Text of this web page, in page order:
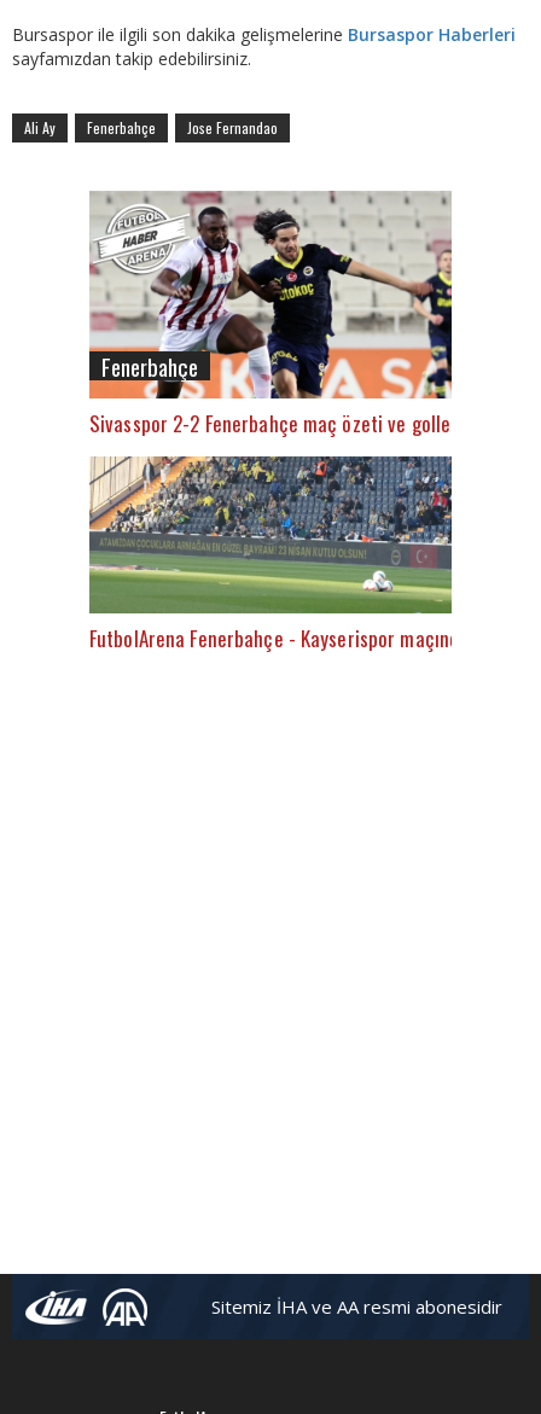
Bursaspor ile ilgili son dakika gelişmelerine Bursaspor Haberleri
sayfamızdan takip edebilirsiniz.
Ali Ay Fenerbahçe Jose Fernandao
Fenerbahçe
Sivasspor 2-2 Fenerbahçe maç özeti ve golleri (İZLE)
FutbolArena Fenerbahçe - Kayserispor maçında
Sitemiz İHA ve AA resmi abonesidir